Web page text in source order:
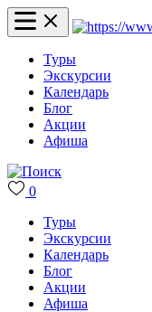
Туры
Экскурсии
Календарь
Блог
Акции
Афиша
0
Туры
Экскурсии
Календарь
Блог
Акции
Афиша